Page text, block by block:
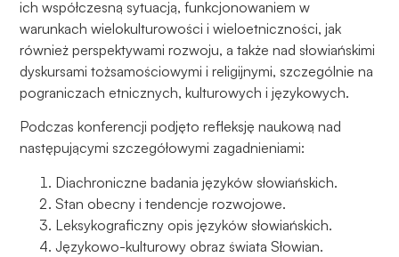
ich współczesną sytuacją, funkcjonowaniem w
warunkach wielokulturowości i wieloetniczności, jak
również perspektywami rozwoju, a także nad słowiańskimi
dyskursami tożsamościowymi i religijnymi, szczególnie na
pograniczach etnicznych, kulturowych i językowych.
Podczas konferencji podjęto refleksję naukową nad
następującymi szczegółowymi zagadnieniami:
Diachroniczne badania języków słowiańskich.
Stan obecny i tendencje rozwojowe.
Leksykograficzny opis języków słowiańskich.
Językowo-kulturowy obraz świata Słowian.